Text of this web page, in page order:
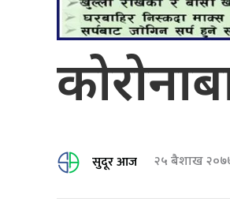
सुदूर आज २५ बैशाख